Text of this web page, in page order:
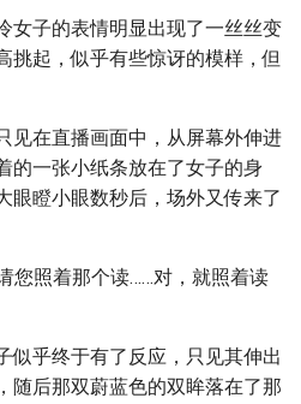
女子的表情明显出现了一丝丝变
挑起，似乎有些惊讶的模样，但
见在直播画面中，从屏幕外伸进
的一张小纸条放在了女子的身
眼瞪小眼数秒后，场外又传来了
您照着那个读……对，就照着读
似乎终于有了反应，只见其伸出
随后那双蔚蓝色的双眸落在了那